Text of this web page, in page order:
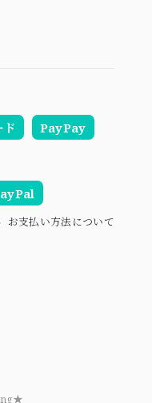
PayPay
お支払い方法について